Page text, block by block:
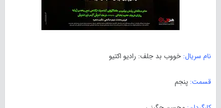
نام سریال: خووب بد جلف: رادیو اکتیو
قسمت: پنجم